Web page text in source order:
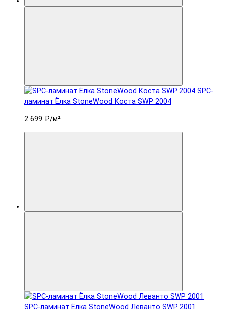
SPC-
ламинат Ëлка StoneWood Коста SWP 2004
2 699 ₽/м²
SPC-ламинат Ëлка StoneWood Леванто SWP 2001